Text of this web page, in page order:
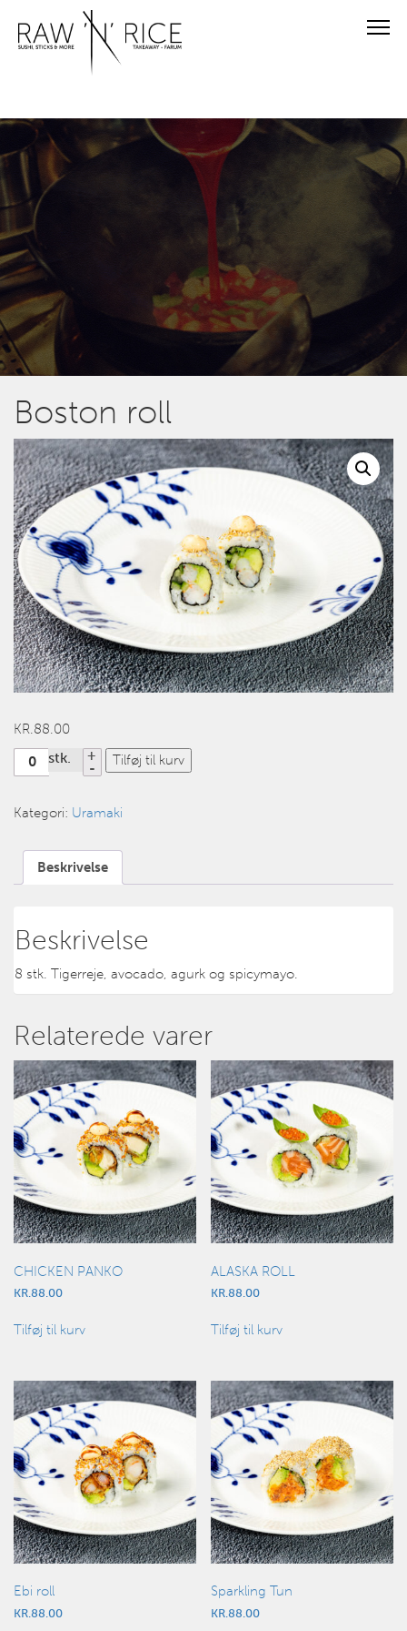
Boston roll
KR.88.00
Antal
stk. Tilføj til kurv
Kategori: Uramaki
Beskrivelse
Beskrivelse
8 stk. Tigerreje, avocado, agurk og spicymayo.
Relaterede varer
CHICKEN PANKO
KR.88.00
Tilføj til kurv
ALASKA ROLL
KR.88.00
Tilføj til kurv
Ebi roll
KR. 88.00
Sparkling Tun
KR.88.00